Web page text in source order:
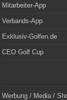
Mitarbeiter-App
Verbands-App
Exklusiv-Golfen.de
CEO Golf Cup
Werbung / Media /